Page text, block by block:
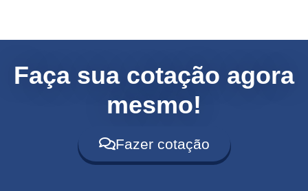
Faça sua cotação agora
mesmo!
Fazer cotação